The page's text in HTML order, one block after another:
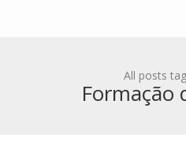
All posts
Formação